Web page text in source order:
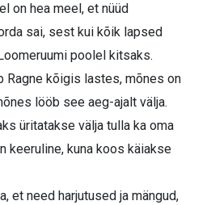
on hea meel, et nüüd
sai, sest kui kõik lapsed
poolel kitsaks.
Ragne kõigis lastes, mõnes on
lööb see aeg-ajalt välja.
üritatakse välja tulla ka oma
keeruline, kuna koos käiakse
et need harjutused ja mängud,